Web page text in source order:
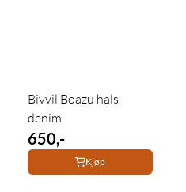
Bivvil Boazu hals
denim
650,-
Kjøp